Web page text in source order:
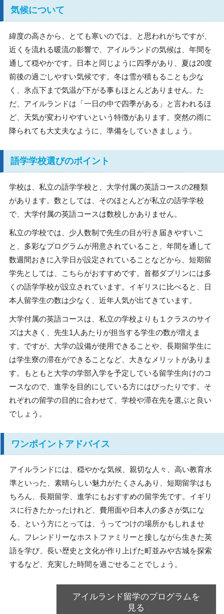
気候について
緯度の高さから、とても寒いのでは、と思われがちですが、
近くを流れる暖流の影響で、アイルランドの気候は、年間を
通して穏やかです。日本と同じように四季があり、夏は20度
前後の過ごしやすい気候です。冬は雪が積もることも少な
く、氷点下まで気温が下がる事もほとんどありません。た
だ、アイルランドは「一日の中で四季がある」と言われるほ
ど、天気が変わりやすいという特徴があります。突然の雨に
降られても大丈夫なように、準備をしていきましょう。
語学学校選びのポイント
学校は、私立の語学学校と、大学付属の英語コースの2種類
があります。数としては、そのほとんどが私立の語学学校
で、大学付属の英語コースは数校しかありません。
私立の学校では、少人数制で先生の目が行き届きやすいこ
と、多彩なプログラムが用意されていること、年間を通して
数週間おきに入学日が設定されていることなどから、短期留
学先としては、こちらがおすすめです。首都ダブリンには多
くの語学学校が設立されています。イギリスに比べると、日
本人留学生の数は少なく、近年人気が出てきています。
大学付属の英語コースは、私立の学校よりも１クラスのサイ
ズは大きく、先生1人あたりが担当する学生の数が増えま
す。ですが、大学の設備が使用できることや、長期留学生に
は学生寮の滞在ができることなど、大きなメリットがありま
す。もともと大学の学部入学を予定している留学生向けのコ
ースなので、進学を目的にしている方にはぴったりです。そ
れぞれの留学の目的に合わせて、学校や滞在先を選ぶと良い
でしょう。
ワンポイントアドバイス
アイルランドには、穏やかな気候、親切な人々、高い教育水
準といった、素晴らしい魅力がたくさんあり、短期留学はも
ちろん、長期留学、進学にもおすすめの留学先です。イギリ
スに行きたかったけれど、費用面や日本人の多さが気にな
る、という方にとっては、うってつけの場所かもしれませ
ん。フレンドリーなホストファミリーと接しながら生きた英
語を学び、長い歴史と文化が作り上げた町並みや古城を探索
するなど、充実した時間を過ごせることでしょう。
アイルランド留学のプログラムを
見る